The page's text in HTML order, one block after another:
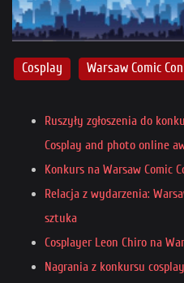
Cosplay Warsaw Comic Con
Ruszyły zgłoszenia do
Cosplay and photo online
Konkurs na Warsaw Comic
Relacja z wydarzenia:
sztuka
Cosplayer Leon Chiro na
Nagrania z konkursu